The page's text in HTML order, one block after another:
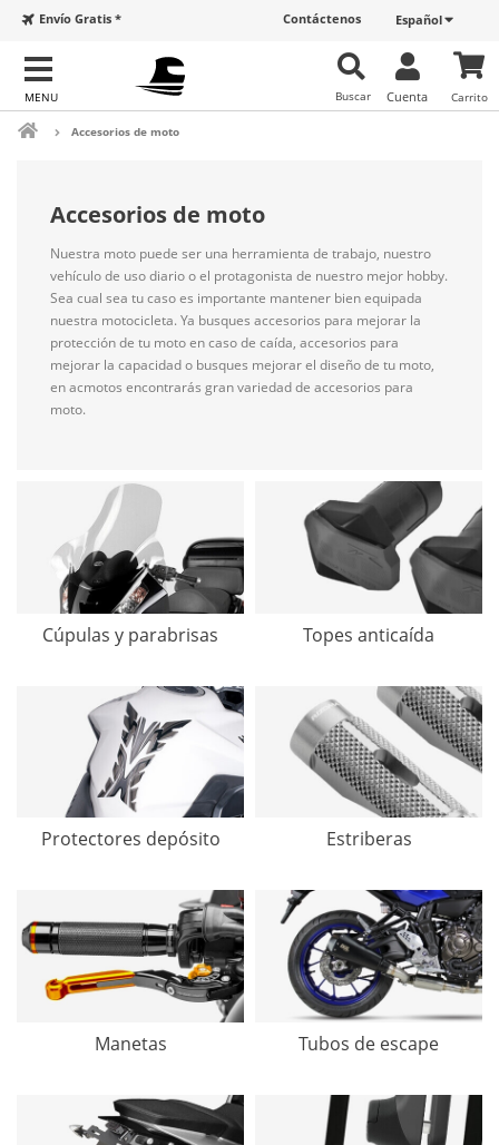
Español
Contáctenos
Envío Gratis *
Carrito
Cuenta
Buscar
Accesorios de moto
Accesorios de moto
Nuestra moto puede ser una herramienta de trabajo, nuestro
vehículo de uso diario o el protagonista de nuestro mejor hobby.
Sea cual sea tu caso es importante mantener bien equipada
nuestra motocicleta. Ya busques accesorios para mejorar la
protección de tu moto en caso de caída, accesorios para
mejorar la capacidad o busques mejorar el diseño de tu moto,
en acmotos encontrarás gran variedad de accesorios para
moto.
Cúpulas y parabrisas Topes anticaída
Protectores depósito Estriberas
Manetas Tubos de escape